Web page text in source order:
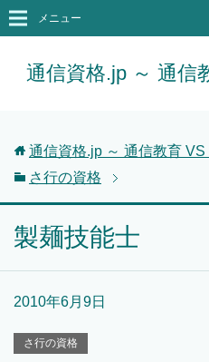
通信資格.jp ～ 通信
メニュー
通信資格.jp ～ 通信教育 VS
さ行の資格
製麺技能士
2010年6月9日
さ行の資格